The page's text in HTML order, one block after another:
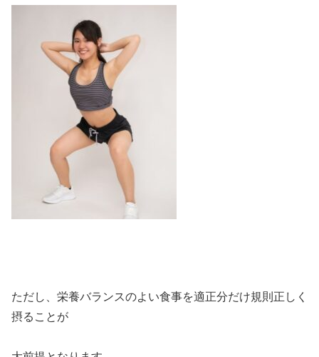
ただし、栄養バランスのよい食事を適正分だけ規則正しく
摂ることが